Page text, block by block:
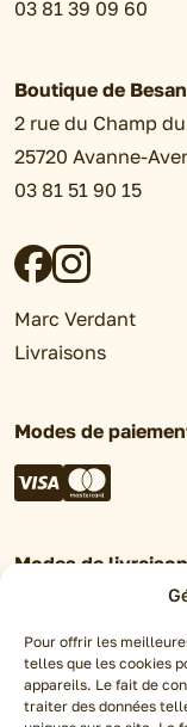
Pour offrir les
telles que les cookies
appareils. Le fait de
traiter des données
03 81 39 09 60
Boutique de
2 rue du Champ
25720 Avanne-
03 81 51 90 15
Marc Verdant
Livraisons
Modes de
Modes de livraison
Click&Collect
Livraison